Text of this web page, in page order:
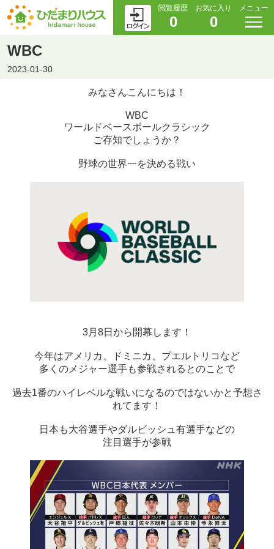
閲覧履歴
0
お気に入り
0
メニュー
WBC
2023-01-30
みなさんこんにちは！
WBC
ワールドベースボールクラシック
ご存知でしょうか？
野球の世界一を決める戦い
3月8日から開幕します！
今年はアメリカ、ドミニカ、プエルトリコなど
多くのメジャー選手も参戦されるとのことで
過去1番のハイレベルな戦いになるのではないかと予想さ
れてます！
日本も大谷選手やダルビッシュ有選手などの
注目選手が参戦